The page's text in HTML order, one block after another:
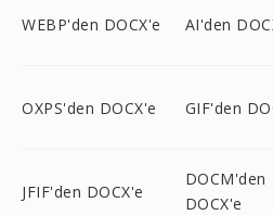
WEBP'den DOCX'e AI'den
OXPS'den DOCX'e GIF'den
JFIF'den DOCX'e
DOCM'den
DOCX'e